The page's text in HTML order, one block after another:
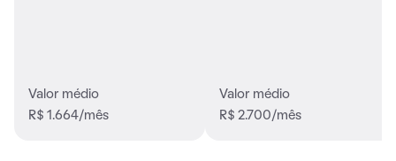
Valor médio
R$ 1.664/mês
Valor médio
R$ 2.700/mês